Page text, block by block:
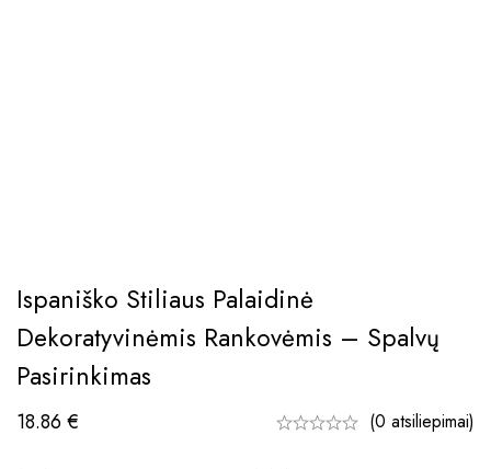
Ispaniško Stiliaus Palaidinė
Dekoratyvinėmis Rankovėmis – Spalvų
Pasirinkimas
18.86€ (0 atsiliepimai)